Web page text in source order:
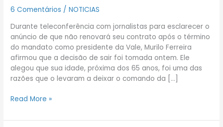
6 Comentários /NOTICIAS
Durante teleconferência com jornalistas para esclarecer o
anúncio de que não renovará seu contrato após o término
do mandato como presidente da Vale, Murilo Ferreira
afirmou que a decisão de sair foi tomada ontem. Ele
alegou que sua idade, próxima dos 65 anos, foi uma das
razões que o levaram a deixar o comando da […]
um
dos
motivos
para
deixar
a
Vale
Read More »